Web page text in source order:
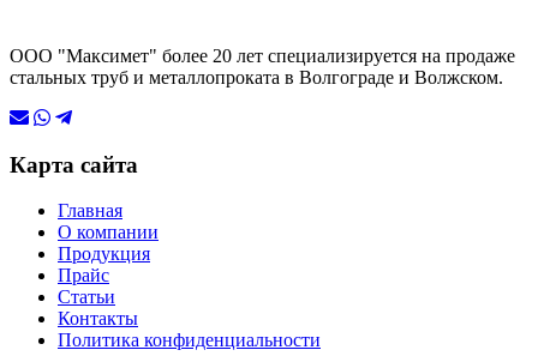
ООО "Максимет" более 20 лет специализируется на продаже
стальных труб и металлопроката в Волгограде и Волжском.
Карта сайта
Главная
О компании
Продукция
Прайс
Статьи
Контакты
Политика конфиденциальности